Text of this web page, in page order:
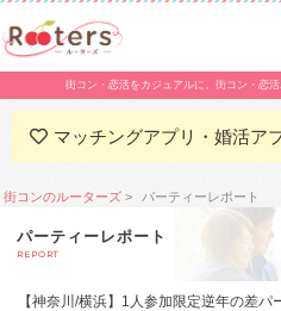
街コン・恋活をカジュアルに。街コン・恋
マッチングアプリ・婚活ア
街コンのルーターズ パーティーレポート
パーティーレポート
REPORT
【神奈川/横浜】1人参加限定逆年の差パ